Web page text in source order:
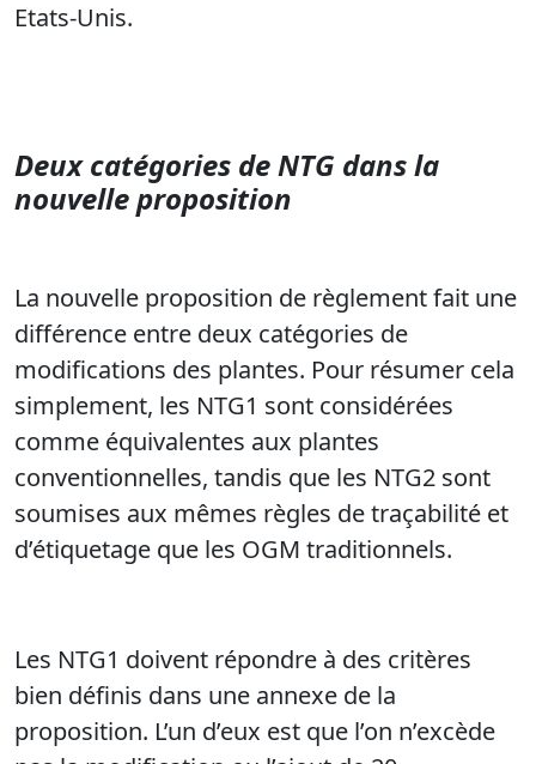
Etats-Unis.
Deux catégories de NTG dans la
nouvelle proposition
La nouvelle proposition de règlement fait une
différence entre deux catégories de
modifications des plantes. Pour résumer cela
simplement, les NTG1 sont considérées
comme équivalentes aux plantes
conventionnelles, tandis que les NTG2 sont
soumises aux mêmes règles de traçabilité et
d’étiquetage que les OGM traditionnels.
Les NTG1 doivent répondre à des critères
bien définis dans une annexe de la
proposition. L’un d’eux est que l’on n’excède